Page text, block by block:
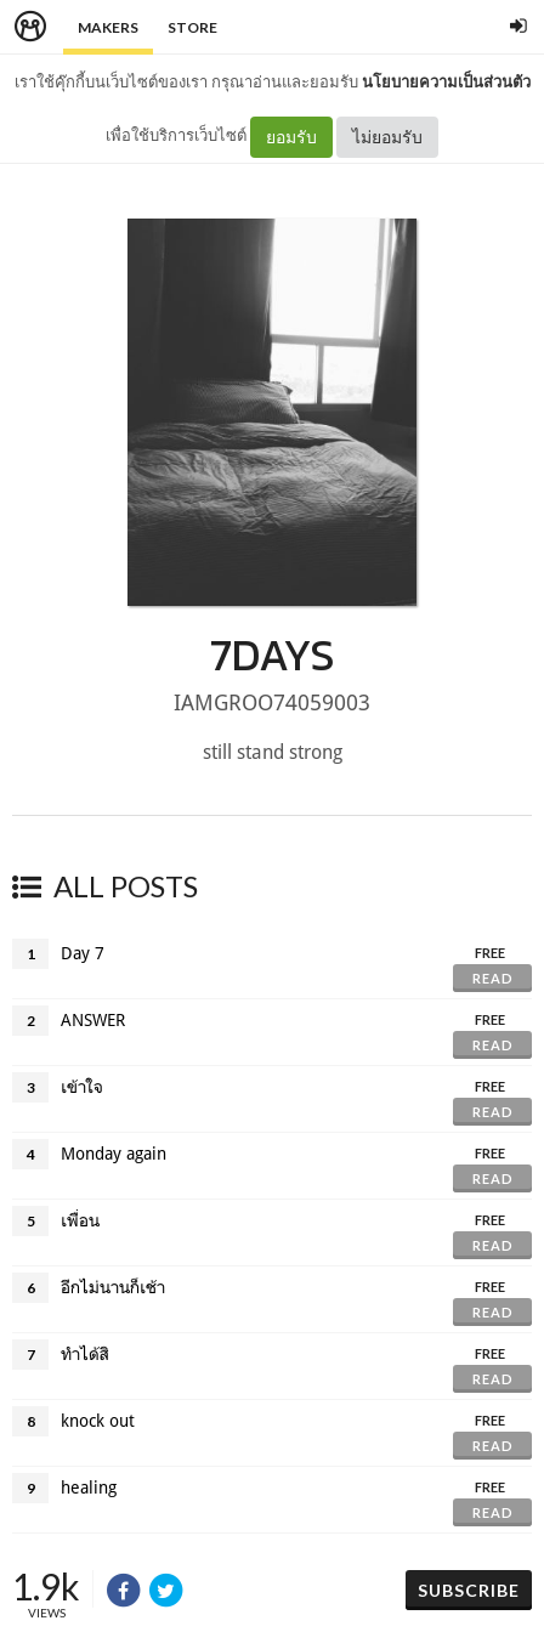
MAKERS STORE
เราใช้คุ๊กกี้บนเว็บไซต์ของเรา กรุณาอ่านและยอมรับนโยบายความเป็นส่วนตัว
เพื่อใช้บริการเว็บไซต์ ยอมรับ ไม่ยอมรับ
7DAYS
IAMGROO74059003
still stand strong
ALL POSTS
1 Day 7
FREE
READ
2 ANSWER
FREE
READ
3 เข้าใจ
FREE
READ
4 Monday again
FREE
READ
5 เพื่อน
FREE
READ
6 อีกไม่นานก็เช้า
FREE
READ
7 ทำได้สิ
FREE
READ
8 knock out
FREE
READ
9 healing
FREE
READ
1.9k
VIEWS
SUBSCRIBE